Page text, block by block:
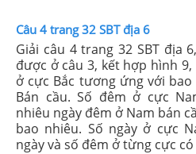
Câu 4 trang 32 SBT địa 6
Giải câu 4 trang 32 SBT địa
được ở câu 3, kết hợp hình
ở cực Bắc tương ứng với
Bán cầu. Số đêm ở cực
nhiêu ngày đêm ở Nam bán
bao nhiêu. Số ngày ở cực
ngày và số đêm ở từng cực